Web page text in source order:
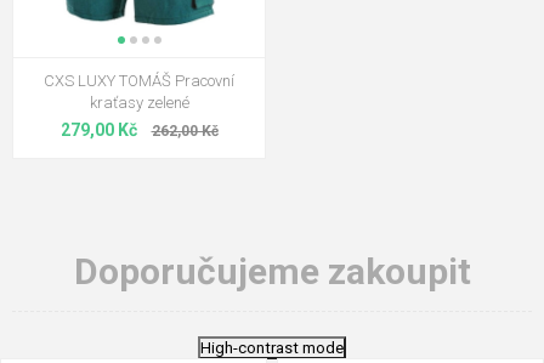
CXS LUXY TOMÁŠ Pracovní
kraťasy zelené
279,00 Kč 262,00 Kč
Doporučujeme zakoupit
High-contrast mode